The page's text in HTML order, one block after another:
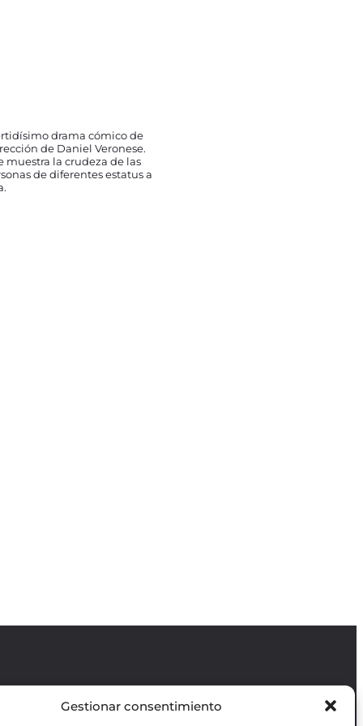
Gestionar consentimiento
drama cómico de
de Daniel Veronese.
muestra la crudeza de las
de diferentes estatus a
Revista GODOT
es una revista